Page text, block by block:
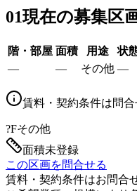
01現在の募集区
階・部屋 面積 用途 状
—
— その他 —
賃料・契約条件は問
?Fその他
面積未登録
この区画を問合せる
賃料・契約条件はお問合